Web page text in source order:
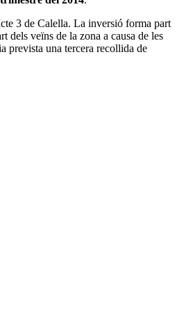
3 de Calella. La inversió forma part
dels veïns de la zona a causa de les
prevista una tercera recollida de